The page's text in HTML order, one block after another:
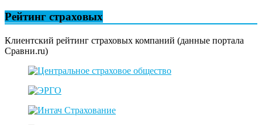
Рейтинг страховых
Клиентский рейтинг страховых компаний (данные портала
Сравни.ru)